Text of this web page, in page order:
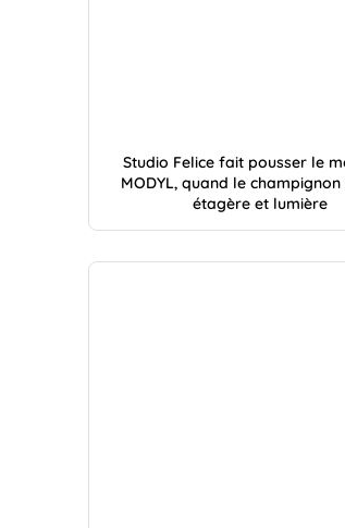
Studio Felice fait pousser le
MODYL, quand le
étagère et lumière